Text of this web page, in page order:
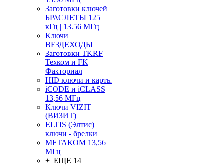
Заготовки ключей
БРАСЛЕТЫ 125
кГц | 13.56 МГц
Ключи
ВЕЗДЕХОДЫ
Заготовки TKRF
Техком и FK
Факториал
HID ключи и карты
iCODE и iCLASS
13,56 МГц
Ключи VIZIT
(ВИЗИТ)
ELTIS (Элтис)
ключи - брелки
МЕТАКОМ 13,56
МГц
+ ЕЩЕ 14